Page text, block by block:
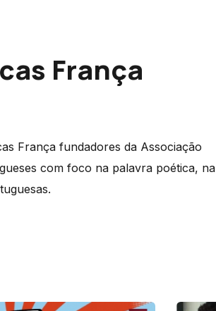
França
França fundadores da Associação
com foco na palavra poética, na